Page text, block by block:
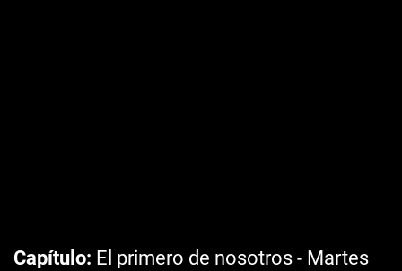
Capítulo El primero de nosotros - Martes